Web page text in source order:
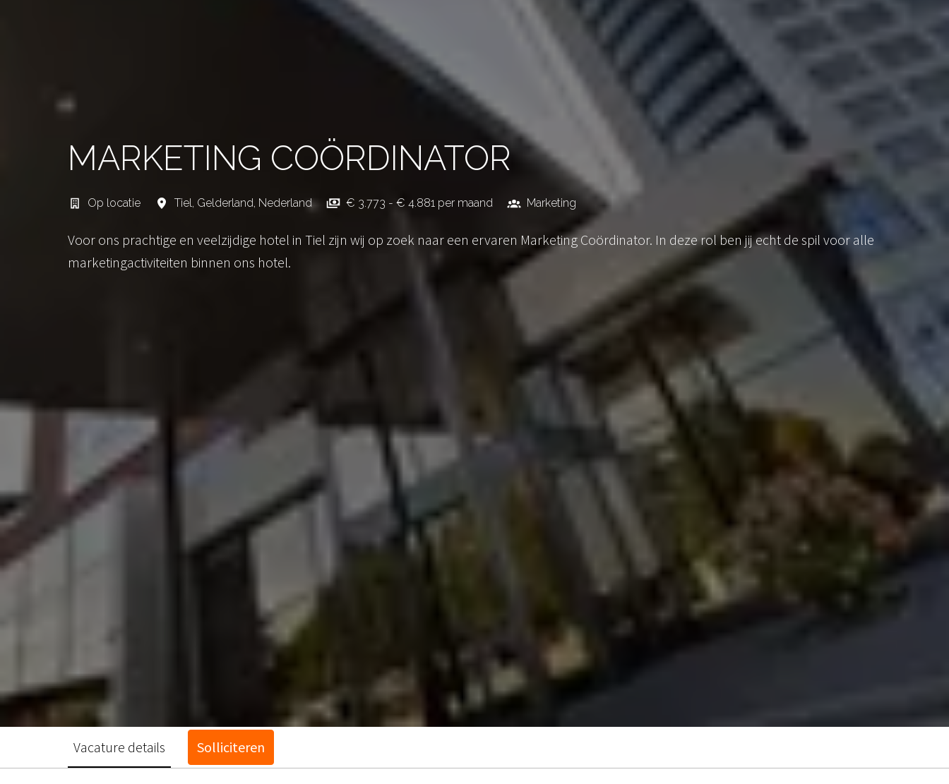
MARKETING COÖRDINATOR
Op locatie Tiel, Gelderland, Nederland € 3.773 - € 4.881 per maand Marketing
Voor ons prachtige en veelzijdige hotel in Tiel zijn wij op zoek naar een ervaren Marketing Coördinator. In deze rol ben jij echt de spil voor alle
marketingactiviteiten binnen ons hotel.
Vacature details Solliciteren